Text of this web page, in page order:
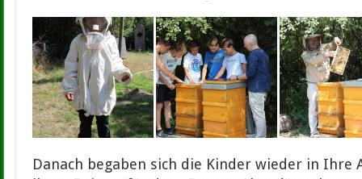
Danach begaben sich die Kinder wieder in Ihre